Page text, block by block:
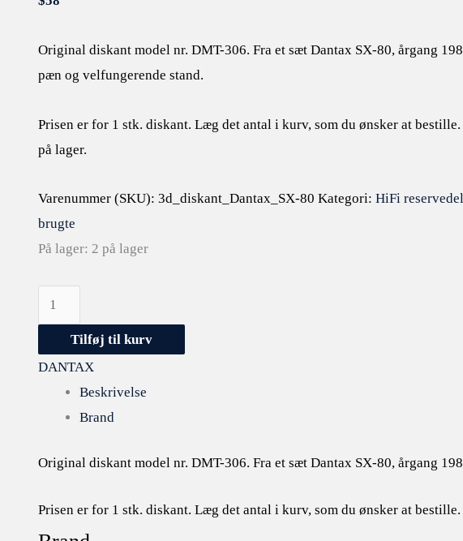
Original diskant model nr. DMT-306. Fra et sæt Dantax SX-80, årgang
pæn og velfungerende stand.
Prisen er for 1 stk. diskant. Læg det antal i kurv, som du ønsker at bestille.
på lager.
Varenummer (SKU): 3d_diskant_Dantax_SX-80 Kategori: HiFi
brugte
På lager: 2 på lager
Tilføj til kurv
DANTAX
Beskrivelse
Brand
Original diskant model nr. DMT-306. Fra et sæt Dantax SX-80, årgang
Prisen er for 1 stk. diskant. Læg det antal i kurv, som du ønsker at bestille.